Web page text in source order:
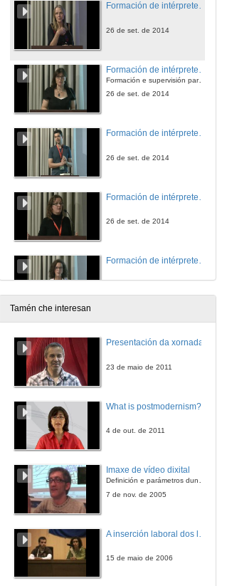
Formación de intérpretes en violencia de xénero. Formación de intérpretes para traballar con vítimas de violencia sexual e outros traumas
26 de set. de 2014
Formación e supervisión para intérpretes e profesionais que traballan no contexto da violencia doméstica/de xénero
26 de set. de 2014
Formación de intérpretes en violencia de xénero. Mitos e realidades da violencia doméstica e de xénero en relación cos profesionais lingüísticos
26 de set. de 2014
26 de set. de 2014
Formación de intérpretes en violencia de xénero. Cara a un habitus interseccional do tradutor/intérprete en contextos de violencia de xénero
Formación de intérpretes en violencia de xénero. Preguntas
Tamén che interesan
Presentación da xornada
23 de maio de 2011
What is postmodernism?
4 de out. de 2011
Imaxe de vídeo dixital
Definición e parámetros dunha imaxe dixital. Resolución e Aspecto. Profundidade da cor. Compresión. Frame por segundo. Entrelazado. Campos, cadros
7 de nov. de 2005
15 de maio de 2006